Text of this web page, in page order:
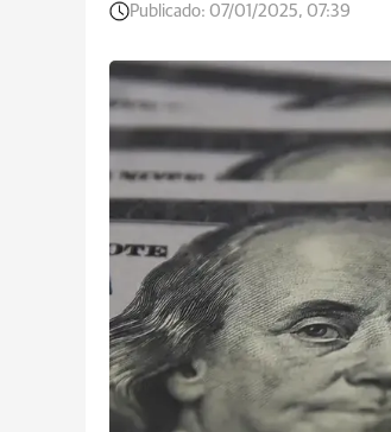
Publicado: 07/01/2025, 07:39